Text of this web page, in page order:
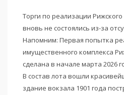
Торги по реализации
вновь не состоялись из-за
Напомним: Первая попытка
имущественного комплекса
сделана в начале марта 2026
В состав лота вошли
здание вокзала 1901 года